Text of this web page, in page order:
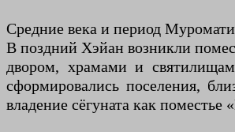
Средние века и период Муромати
В поздний Хэйан возникли
двором, храмами и
сформировались поселения,
владение сёгуната как поместье